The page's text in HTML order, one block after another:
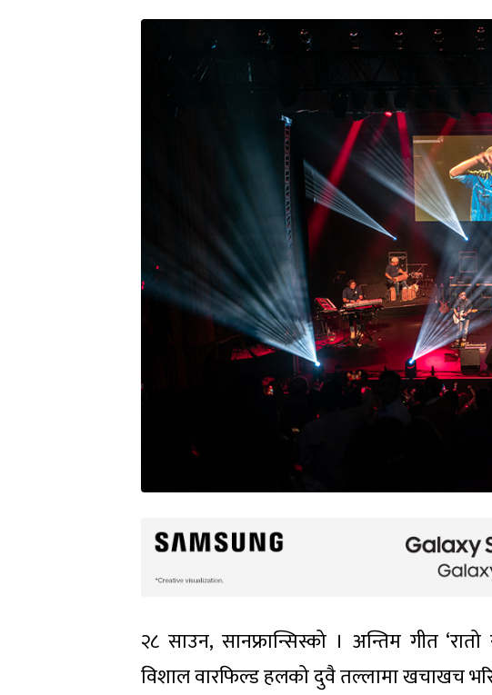
२८ साउन, सानफ्रान्सिस्को । अन्तिम गीत
विशाल वारफिल्ड हलको दुवै तल्लामा खचाखच